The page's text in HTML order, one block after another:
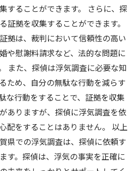
することができます。 さらに、探
証拠を収集することができます。
拠は、裁判において信頼性の高い
や慰謝料請求など、法的な問題に
また、探偵は浮気調査に必要な知
ため、自分の無駄な行動を減らす
な行動をすることで、証拠を収集
ありますが、探偵に浮気調査を依
配をすることはありません。 以上
県での浮気調査は、探偵に依頼す
す。探偵は、浮気の事実を正確に